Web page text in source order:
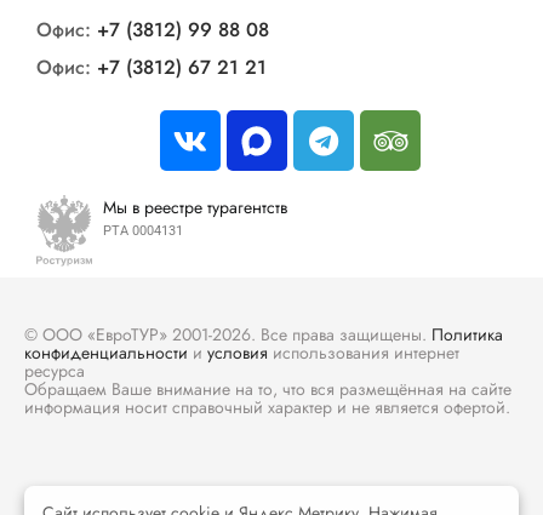
Офис: +7 (3812) 99 88 08
Офис: +7 (3812) 67 21 21
Мы в реестре турагентств
РТА 0004131
© ООО «ЕвроТУР» 2001-2026. Все права защищены. Политика
конфиденциальности и условия использования интернет
ресурса
Обращаем Ваше внимание на то, что вся размещённая на сайте
информация носит справочный характер и не является офертой.